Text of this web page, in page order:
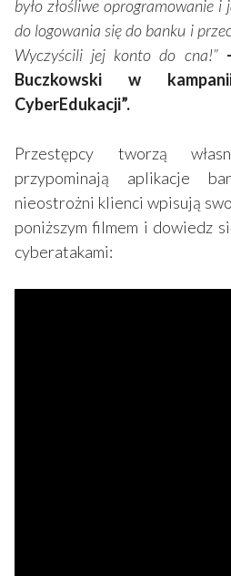
było złośliwe oprogramowanie i
do logowania się do banku i
Wyczyścili jej konto do cna!”
Buczkowski w
CyberEdukacji”.
Przestępcy tworzą
przypominają aplikacje
nieostrożni klienci wpisują
poniższym filmem i dowiedz
cyberatakami: